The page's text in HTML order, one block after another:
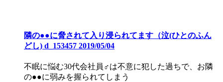
隣の●●に脅されて入り浸られてます（泣(ひとのふん
どし) d_153457 2019/05/04
不眠に悩む30代会社員♂は不意に犯した過ちで、お隣
の●●に弱みを握られてしまう